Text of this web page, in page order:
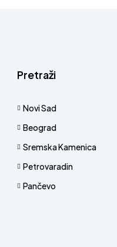
Pretraži
Novi Sad
Beograd
Sremska Kamenica
Petrovaradin
Pančevo